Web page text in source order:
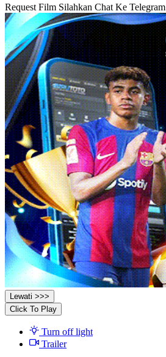
Request Film Silahkan Chat Ke Telegram
Lewati >>>
Click To Play
Turn off light
Trailer